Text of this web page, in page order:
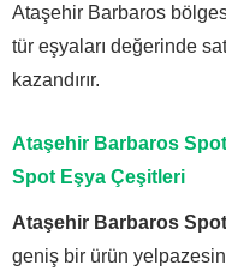
Ataşehir Barbaros
tür eşyaları değerinde
kazandırır.
Ataşehir Barbaros
Spot Eşya Çeşitleri
Ataşehir Barbaros
geniş bir ürün